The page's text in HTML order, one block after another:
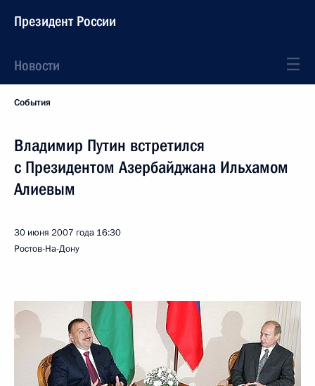
Президент России
Новости
События
Владимир Путин встретился
с Президентом Азербайджана Ильхамом
Алиевым
30 июня 2007 года 16:30
Ростов-На-Дону